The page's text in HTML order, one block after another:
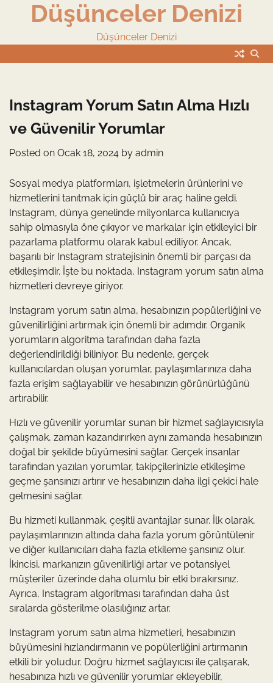
Düşünceler Denizi
Düşünceler Denizi
Instagram Yorum Satın Alma Hızlı
ve Güvenilir Yorumlar
Posted on Ocak 18, 2024 by admin
Sosyal medya platformları, işletmelerin ürünlerini ve
hizmetlerini tanıtmak için güçlü bir araç haline geldi.
Instagram, dünya genelinde milyonlarca kullanıcıya
sahip olmasıyla öne çıkıyor ve markalar için etkileyici bir
pazarlama platformu olarak kabul ediliyor. Ancak,
başarılı bir Instagram stratejisinin önemli bir parçası da
etkileşimdir. İşte bu noktada, Instagram yorum satın alma
hizmetleri devreye giriyor.
Instagram yorum satın alma, hesabınızın popülerliğini ve
güvenilirliğini artırmak için önemli bir adımdır. Organik
yorumların algoritma tarafından daha fazla
değerlendirildiği biliniyor. Bu nedenle, gerçek
kullanıcılardan oluşan yorumlar, paylaşımlarınıza daha
fazla erişim sağlayabilir ve hesabınızın görünürlüğünü
artırabilir.
Hızlı ve güvenilir yorumlar sunan bir hizmet sağlayıcısıyla
çalışmak, zaman kazandırırken aynı zamanda hesabınızın
doğal bir şekilde büyümesini sağlar. Gerçek insanlar
tarafından yazılan yorumlar, takipçilerinizle etkileşime
geçme şansınızı artırır ve hesabınızın daha ilgi çekici hale
gelmesini sağlar.
Bu hizmeti kullanmak, çeşitli avantajlar sunar. İlk olarak,
paylaşımlarınızın altında daha fazla yorum görüntülenir
ve diğer kullanıcıları daha fazla etkileme şansınız olur.
İkincisi, markanızın güvenilirliği artar ve potansiyel
müşteriler üzerinde daha olumlu bir etki bırakırsınız.
Ayrıca, Instagram algoritması tarafından daha üst
sıralarda gösterilme olasılığınız artar.
Instagram yorum satın alma hizmetleri, hesabınızın
büyümesini hızlandırmanın ve popülerliğini artırmanın
etkili bir yoludur. Doğru hizmet sağlayıcısı ile çalışarak,
hesabınıza hızlı ve güvenilir yorumlar ekleyebilir,